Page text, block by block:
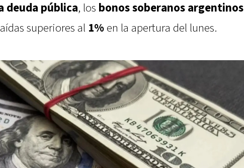
deuda pública, los bonos soberanos argentinos
superiores al 1%en la apertura del lunes.